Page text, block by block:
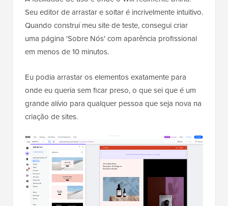
Seu editor de arrastar e soltar é incrivelmente intuitivo.
Quando construí meu site de teste, consegui criar
uma página 'Sobre Nós' com aparência profissional
em menos de 10 minutos.
Eu podia arrastar os elementos exatamente para
onde eu queria sem ficar preso, o que sei que é um
grande alívio para qualquer pessoa que seja nova na
criação de sites.